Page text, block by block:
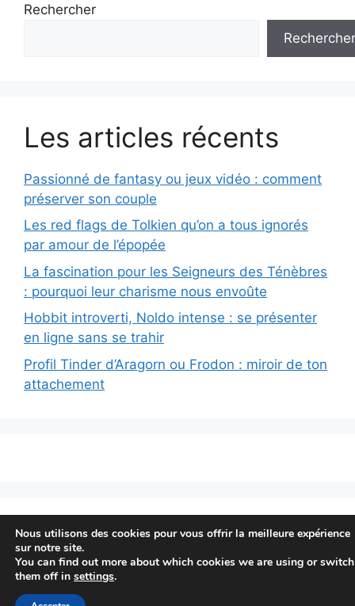
Rechercher
Rechercher
Les articles récents
Passionné de fantasy ou jeux vidéo : comment
préserver son couple
Les red flags de Tolkien qu’on a tous ignorés
par amour de l’épopée
La fascination pour les Seigneurs des Ténèbres
: pourquoi leur charisme nous envoûte
Hobbit introverti, Noldo intense : se présenter
en ligne sans se trahir
Profil Tinder d’Aragorn ou Frodon : miroir de ton
attachement
GeneratePress
Nous utilisons des cookies pour vous offrir la meilleure expérience
sur notre site.
You can find out more about which cookies we are using or switch
them off in settings.